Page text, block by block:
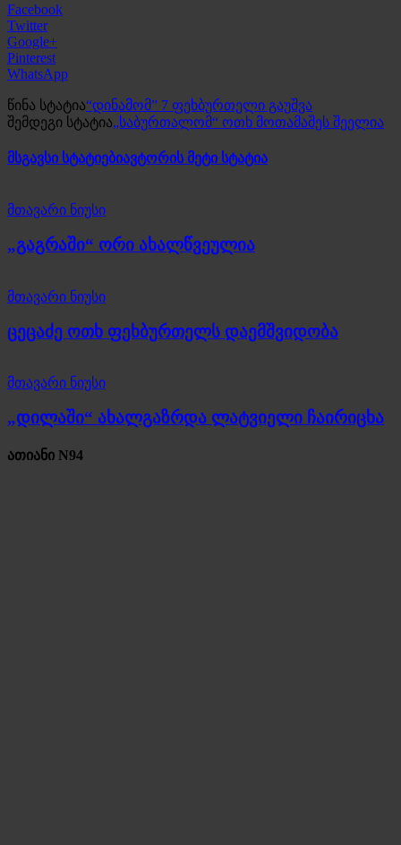
Facebook
Twitter
Google+
Pinterest
WhatsApp
წინა სტატია“დინამომ” 7 ფეხბურთელი გაუშვა
შემდეგი სტატია„საბურთალომ“ ოთხ მოთამაშეს შეელია
მსგავსი სტატიებიავტორის მეტი სტატია
მთავარი ნიუსი
„გაგრაში“ ორი ახალწვეულია
მთავარი ნიუსი
ცეცაძე ოთხ ფეხბურთელს დაემშვიდობა
მთავარი ნიუსი
„დილაში“ ახალგაზრდა ლატვიელი ჩაირიცხა
ათიანი N94